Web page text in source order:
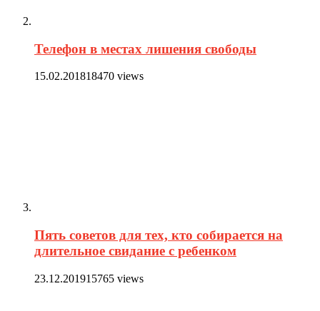
Телефон в местах лишения свободы
15.02.201818470 views
Пять советов для тех, кто собирается на
длительное свидание с ребенком
23.12.201915765 views